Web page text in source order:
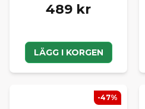
489 kr
LÄGG I KORGEN
-47%